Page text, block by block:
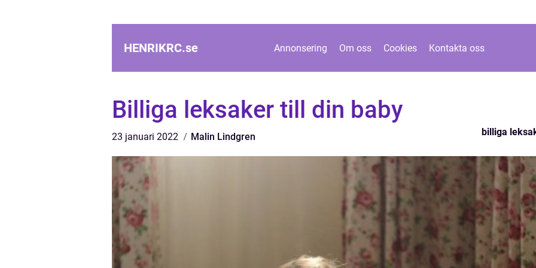
HENRIKRC.se Annonsering Om oss Cookies Kontakta oss
Billiga leksaker till din baby
23 januari 2022 Malin Lindgren billiga